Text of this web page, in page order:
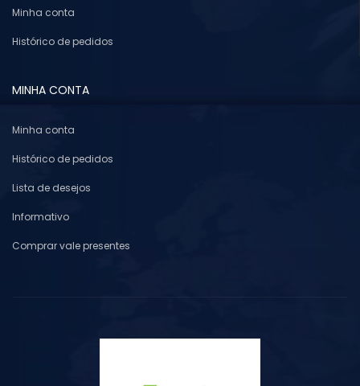
Minha conta
Histórico de pedidos
MINHA CONTA
Minha conta
Histórico de pedidos
Lista de desejos
Informativo
Comprar vale presentes